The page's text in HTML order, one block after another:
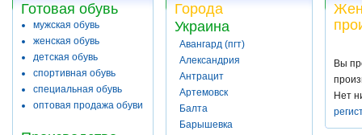
Готовая обувь
мужская обувь
женская обувь
детская обувь
спортивная обувь
специальная обувь
оптовая продажа обуви
Города
Украина
Авангард (пгт)
Александрия
Антрацит
Артемовск
Балта
Барышевка
Вы
Нет